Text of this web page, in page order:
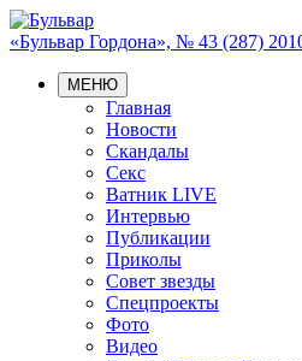
«Бульвар Гордона», № 43 (287)
МЕНЮ
Главная
Новости
Скандалы
Секс
Ватник LIVE
Интервью
Публикации
Приколы
Совет звезды
Спецпроекты
Фото
Видео